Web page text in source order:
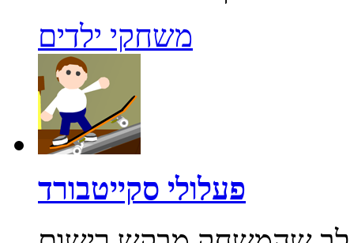
משחקי ילדים
פעלולי סקייטבורד